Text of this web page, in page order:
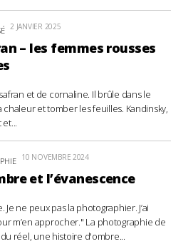
2 JANVIER 2025
– les femmes rousses
et de cornaline. Il brûle dans le
chaleur et tomber les feuilles. Kandinsky,
10 NOVEMBRE 2024
et l’évanescence
Je ne peux pas la photographier. J’ai
m’en approcher." La photographie de
réel, une histoire d'ombre...